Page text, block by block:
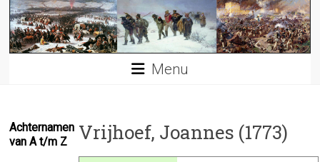
Menu
Vrijhoef, Joannes (1773)
Achternamen
van A t/m Z